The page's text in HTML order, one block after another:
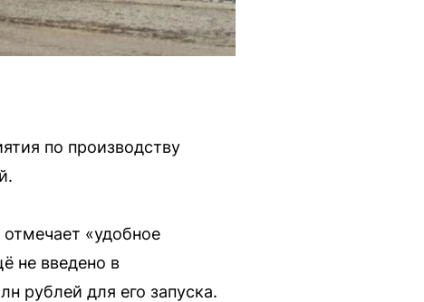
по производству
«удобное
не введено в
рублей для его запуска.